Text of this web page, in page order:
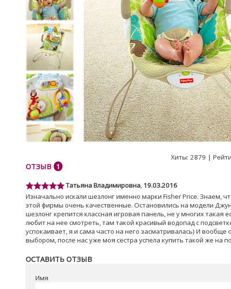
Хиты: 2879 |
ОТЗЫВ 1
Татьяна Владимировна, 19.03.2016
Изначально искали шезлонг именно марки Fisher Price. Знаем,
этой фирмы очень качественные. Остановились на модели
шезлонг крепится классная игровая панель, не у многих такая
любит на нее смотреть, там такой красивый водопад с
успокаивает, я и сама часто на него засматривалась) И вообще
выбором, после нас уже моя сестра успела купить такой же на
ОСТАВИТЬ ОТЗЫВ
Имя